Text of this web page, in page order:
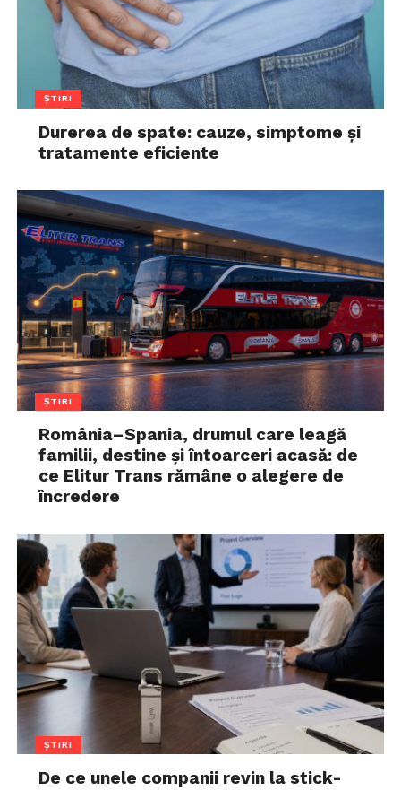
ȘTIRI
Durerea de spate: cauze, simptome și
tratamente eficiente
ȘTIRI
România–Spania, drumul care leagă
familii, destine și întoarceri acasă: de
ce Elitur Trans rămâne o alegere de
încredere
ȘTIRI
De ce unele companii revin la stick-